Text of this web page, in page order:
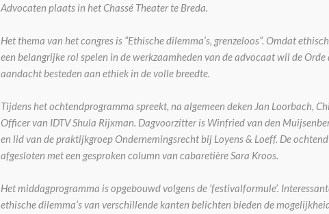
Advocaten plaats in het Chassé Theater te Breda.
Het thema van het congres is “Ethische dilemma’s, grenzeloos”. Omdat
een belangrijke rol spelen in de werkzaamheden van de advocaat wil de
aandacht besteden aan ethiek in de volle breedte.
Tijdens het ochtendprogramma spreekt, na algemeen deken Jan Loorbach,
Officer van IDTV Shula Rijxman. Dagvoorzitter is Winfried van den
en lid van de praktijkgroep Ondernemingsrecht bij Loyens & Loeff. De
afgesloten met een gesproken column van cabaretière Sara Kroos.
Het middagprogramma is opgebouwd volgens de ‘festivalformule’.
ethische dilemma’s van verschillende kanten belichten bieden de